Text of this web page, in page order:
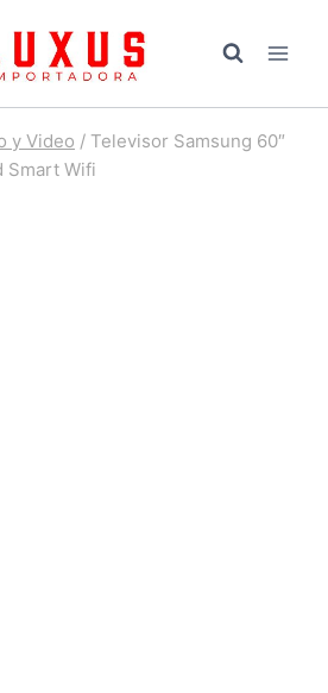
y Video / Televisor Samsung 60″
Smart Wifi